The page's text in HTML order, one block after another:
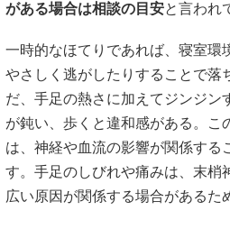
がある場合は相談の目安と言われ
一時的なほてりであれば、寝室環
やさしく逃がしたりすることで落
だ、手足の熱さに加えてジンジン
が鈍い、歩くと違和感がある。こ
は、神経や血流の影響が関係する
す。手足のしびれや痛みは、末梢
広い原因が関係する場合があるた